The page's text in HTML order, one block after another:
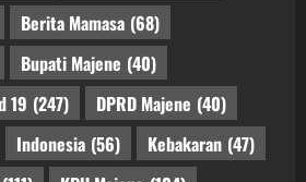
Berita Mamasa (68)
Bupati Majene (40)
19 (247) DPRD Majene (40)
Indonesia (56) Kebakaran (47)